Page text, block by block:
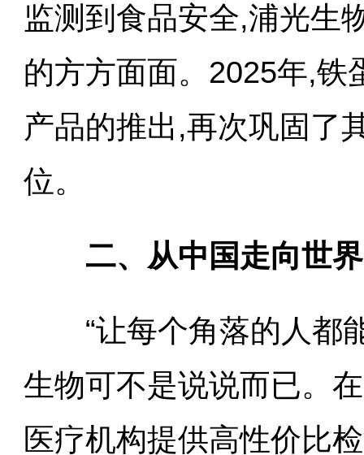
监测到食品安全,浦光生
的方方面面。2025年,铁
产品的推出,再次巩固了
位。
二、从中国走向世
“让每个角落的人都能
生物可不是说说而已。
医疗机构提供高性价比